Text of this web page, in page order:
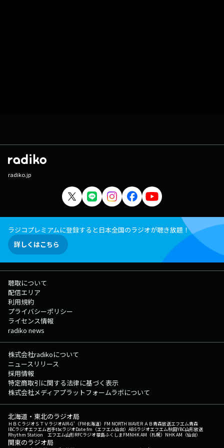
radiko.jp
ラジコプレミアムに登録すると日本全国のラジオが聴き放題！
詳しくはこちら
聴取について
配信エリア
利用規約
プライバシーポリシー
ライセンス情報
radiko news
株式会社radikoについて
ニュースリリース
採用情報
特定商取引に関する法律に基づく表示
株式会社メディアプラットフォームラボについて
北海道・東北のラジオ局
ＨＢＣラジオＳＴＶラジオAIR-G'（FM北海道） FM NORTH WAVEＲＡＢ青森放送エフエム青森
IBCラジオエフエム岩手tbcラジオDate fm（エフエム仙台） ABSラジオエフエム秋田YBC山形放送
Rhythm Station エフエム山形RFCラジオ福島ふくしまFMNHK AM（札幌） NHK AM（仙台）
関東のラジオ局